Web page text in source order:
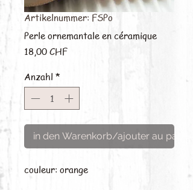
Artikelnummer: FSPo
Perle ornemantale en céramique
18,00 CHFPreis
Anzahl *
in den Warenkorb/ajouter au panier
couleur: orange